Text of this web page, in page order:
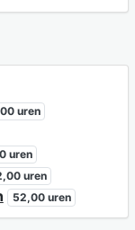
uren
uren
uren
52,00 uren